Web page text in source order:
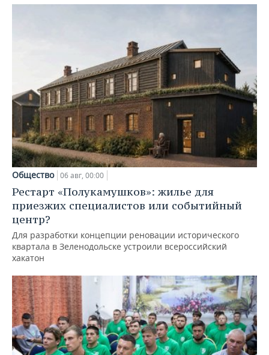
Общество 06 авг, 00:00
Рестарт «Полукамушков»: жилье для
приезжих специалистов или событийный
центр?
Для разработки концепции реновации исторического
квартала в Зеленодольске устроили всероссийский
хакатон